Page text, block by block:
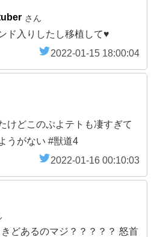
さん
ド入りしたし移植して♥️
2022-01-15 18:00:04
けどこのぷよテトも凄すぎて
うがない #獣道4
2022-01-16 00:10:03
どあるのマジ？？？？？ 怒首